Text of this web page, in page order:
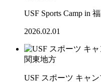
USF Sports Camp in
2026.02.01
関東地方
USF スポーツ キャ